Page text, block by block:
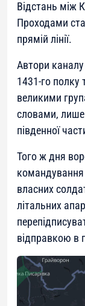
Відстань
Проходами
прямій лінії.
Автори
1431-го полку
великими
словами,
південної
Того ж дня
командування
власних
літальних
відправкою в